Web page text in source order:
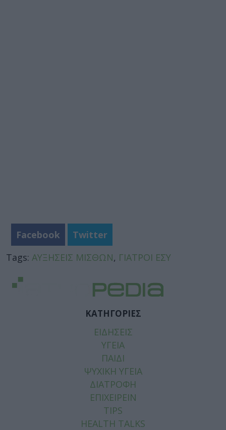
Facebook
Twitter
Tags: ΑΥΞΗΣΕΙΣ ΜΙΣΘΩΝ, ΓΙΑΤΡΟΙ ΕΣΥ
ΚΑΤΗΓΟΡΙΕΣ
ΕΙΔΗΣΕΙΣ
ΥΓΕΙΑ
ΠΑΙΔΙ
ΨΥΧΙΚΗ ΥΓΕΙΑ
ΔΙΑΤΡΟΦΗ
ΕΠΙΧΕΙΡΕΙΝ
TIPS
HEALTH TALKS